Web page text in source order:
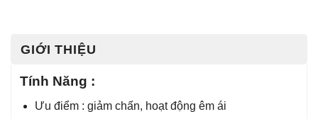
GIỚI THIỆU
Tính Năng :
Ưu điểm : giảm chấn, hoạt động êm ái